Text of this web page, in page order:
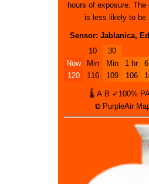
hours of exposure. The
is less likely to be
Sensor: Jablanica,
Now
120
10
Min
116
30
Min
109
1 hr
106
🌡 A B ✓100%
⧉ PurpleAir